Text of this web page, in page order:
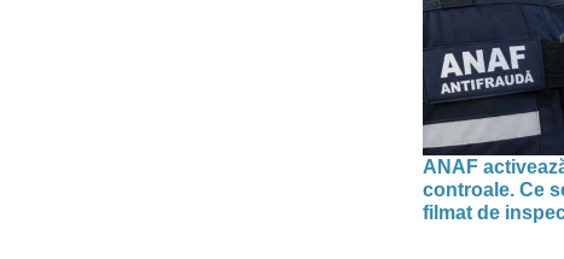
ANAF
controale. Ce
filmat de